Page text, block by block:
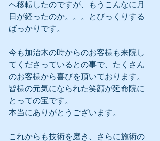
へ移転したのですが、もうこんなに月
日が経ったのか。。。とびっくりする
ばっかりです。
今も加治木の時からのお客様も来院し
てくださっているとの事で、たくさん
のお客様から喜びを頂いております。
皆様の元気になられた笑顔が延命院に
とっての宝です。
本当にありがとうございます。
これからも技術を磨き、さらに施術の